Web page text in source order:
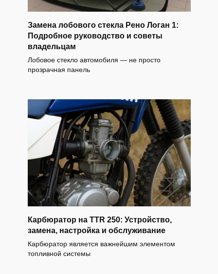
Замена лобового стекла Рено Логан 1:
Подробное руководство и советы
владельцам
Лобовое стекло автомобиля — не просто
прозрачная панель
Карбюратор на TTR 250: Устройство,
замена, настройка и обслуживание
Карбюратор является важнейшим элементом
топливной системы